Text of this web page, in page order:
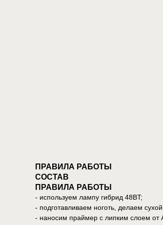
ПРАВИЛА РАБОТЫ
СОСТАВ
ПРАВИЛА РАБОТЫ
- используем лампу гибрид 48BT;
- подготавливаем ноготь, делаем
- наносим праймер с липким слоем от